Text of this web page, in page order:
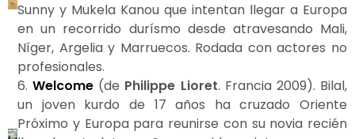
Sunny y Mukela Kanou que intentan llegar a Europa
en un recorrido durísmo desde atravesando Mali,
Níger, Argelia y Marruecos. Rodada con actores no
profesionales.
6.Welcome (de Philippe Lioret. Francia 2009). Bilal,
un joven kurdo de 17 años ha cruzado Oriente
Próximo y Europa para reunirse con su novia recién